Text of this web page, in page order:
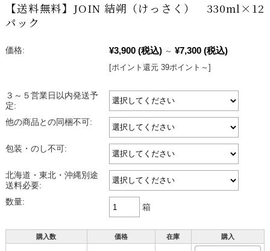
【送料無料】JOIN 結朔（けっさく） 330ml×12
パック
価格: ¥3,900 (税込) ～ ¥7,300 (税込)
[ポイント還元 39ポイント～]
３～５営業日以内発送予
定:
他の商品との同梱不可:
包装・のし不可:
北海道・東北・沖縄別途
送料必要:
数量:
箱
購入数 価格 在庫 購入